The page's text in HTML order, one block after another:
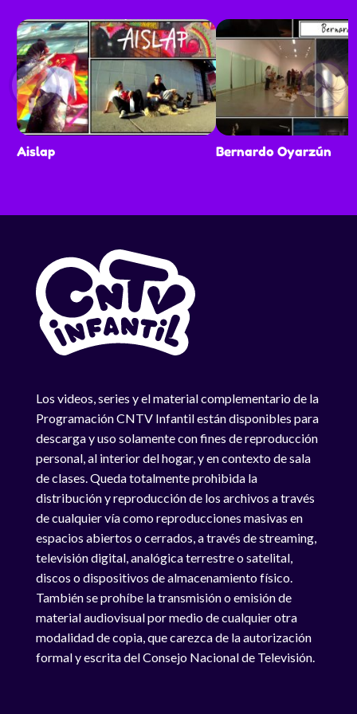
Aislap Bernardo Oyarzún
Los videos, series y el material complementario de la
Programación CNTV Infantil están disponibles para
descarga y uso solamente con fines de reproducción
personal, al interior del hogar, y en contexto de sala
de clases. Queda totalmente prohibida la
distribución y reproducción de los archivos a través
de cualquier vía como reproducciones masivas en
espacios abiertos o cerrados, a través de streaming,
televisión digital, analógica terrestre o satelital,
discos o dispositivos de almacenamiento físico.
También se prohíbe la transmisión o emisión de
material audiovisual por medio de cualquier otra
modalidad de copia, que carezca de la autorización
formal y escrita del Consejo Nacional de Televisión.